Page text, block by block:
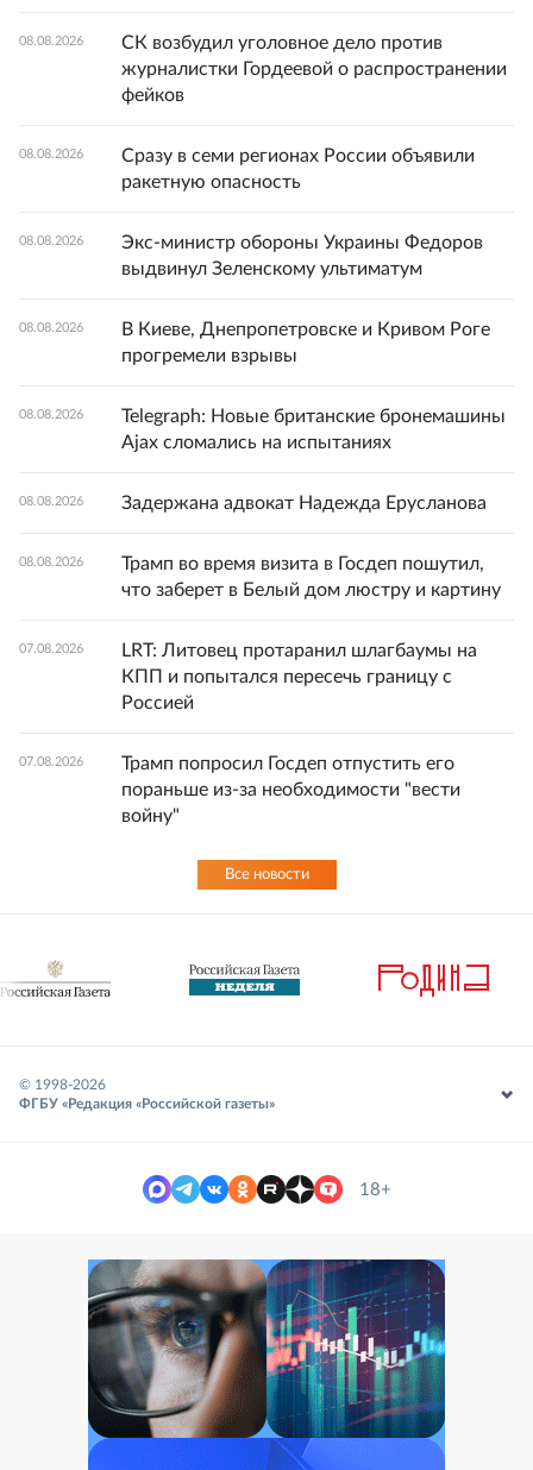
08.08.2026
СК возбудил уголовное дело против
журналистки Гордеевой о распространении
фейков
08.08.2026
Сразу в семи регионах России объявили
ракетную опасность
08.08.2026
Экс-министр обороны Украины Федоров
выдвинул Зеленскому ультиматум
08.08.2026
В Киеве, Днепропетровске и Кривом Роге
прогремели взрывы
08.08.2026
Telegraph: Новые британские бронемашины
Ajax сломались на испытаниях
08.08.2026 Задержана адвокат Надежда Ерусланова
08.08.2026
Трамп во время визита в Госдеп пошутил,
что заберет в Белый дом люстру и картину
07.08.2026
LRT: Литовец протаранил шлагбаумы на
КПП и попытался пересечь границу с
Россией
07.08.2026
Трамп попросил Госдеп отпустить его
пораньше из-за необходимости "вести
войну"
Все новости
© 1998-2026
ФГБУ «Редакция «Российской газеты»
18+